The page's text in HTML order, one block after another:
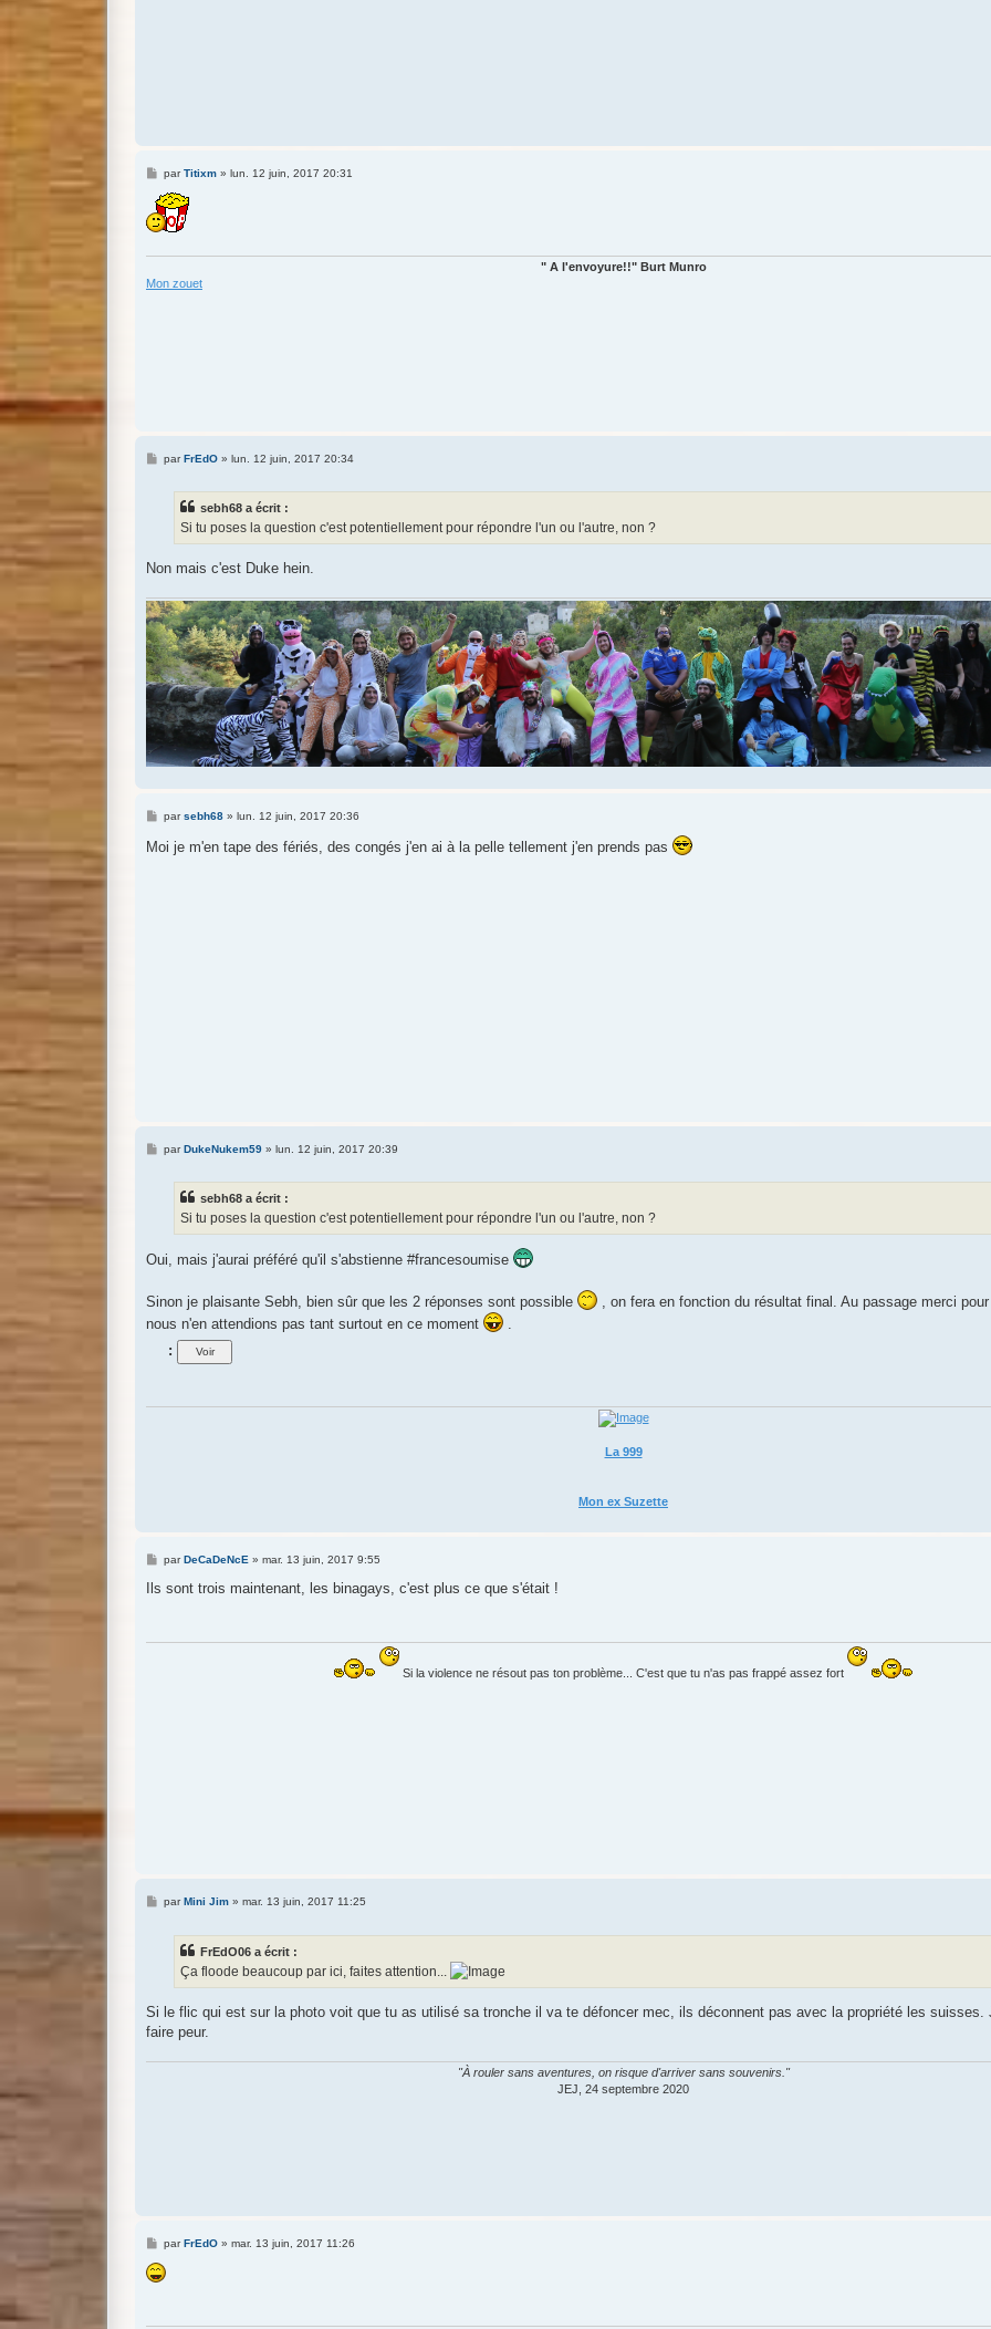
M
s
s
a
parTitixm» lun. 12 juin, 2017 20:31
" A l'envoyure!!" Burt Munro
Mon zouet
MparFrEdO» lun. 12 juin, 2017 20:34
sebh68 a écrit :
Si tu poses la question c'est potentiellement pour répondre l'un ou l'autre, non ?
Non mais c'est Duke hein.
M
s
parsebh68» lun. 12 juin, 2017 20:36
Moi je m'en tape des fériés, des congés j'en ai à la pelle tellement j'en prends pas
MparDukeNukem59» lun. 12 juin, 2017 20:39
sebh68 a écrit :
Si tu poses la question c'est potentiellement pour répondre l'un ou l'autre, non ?
Oui, mais j'aurai préféré qu'il s'abstienne #francesoumise
Sinon je plaisante Sebh, bien sûr que les 2 réponses sont possible
, on fera en fonction du résultat final. Au passage merci
nous n'en attendions pas tant surtout en ce moment
.
:
La 999
Mon ex Suzette
M
s
parDeCaDeNcE» mar. 13 juin, 2017 9:55
Ils sont trois maintenant, les binagays, c'est plus ce que s'était !
Si la violence ne résout pas ton problème... C'est que tu n'as pas frappé assez fort
MparMini Jim» mar. 13 juin, 2017 11:25
FrEdO06 a écrit :
Ça floode beaucoup par ici, faites attention...
Si le flic qui est sur la photo voit que tu as utilisé sa tronche il va te défoncer mec, ils déconnent pas avec la propriété les suisses.
faire peur.
"À rouler sans aventures, on risque d'arriver sans souvenirs."
JEJ, 24 septembre 2020
M
s
s
parFrEdO» mar. 13 juin, 2017 11:26